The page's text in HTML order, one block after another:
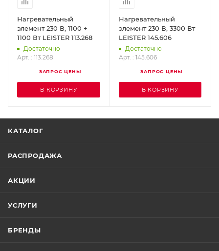
Нагревательный
элемент 230 В, 1100 +
1100 Вт LEISTER 113.268
Достаточно
Арт. : 113.268
ЗАПРОС ЦЕНЫ
В КОРЗИНУ
Нагревательный
элемент 230 В, 3300 Вт
LEISTER 145.606
Достаточно
Арт. : 145.606
ЗАПРОС ЦЕНЫ
В КОРЗИНУ
КАТАЛОГ
РАСПРОДАЖА
АКЦИИ
УСЛУГИ
БРЕНДЫ